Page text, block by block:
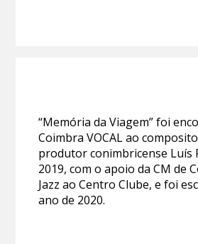
“Memória da Viagem” foi
Coimbra VOCAL ao
produtor conimbricense Luís
2019, com o apoio da CM de
Jazz ao Centro Clube, e foi
ano de 2020.